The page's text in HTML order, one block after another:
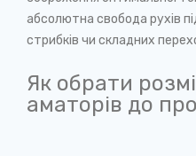
абсолютна свобода рухів
стрибків чи складних
Як обрати
аматорів до